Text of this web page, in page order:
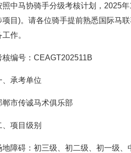
照中马协骑手分级考核计划，2025
项目)。请各位骑手提前熟悉国际马
作。
核编号：CEAGT202511B
、承考单位
郸市传诚马术俱乐部
、项目级别
地障碍：初三级、初二级、初一级、